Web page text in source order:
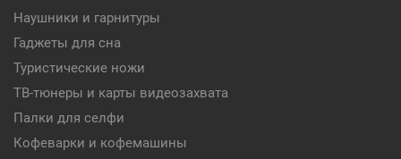
Наушники и гарнитуры
Гаджеты для сна
Туристические ножи
ТВ-тюнеры и карты видеозахвата
Палки для селфи
Кофеварки и кофемашины